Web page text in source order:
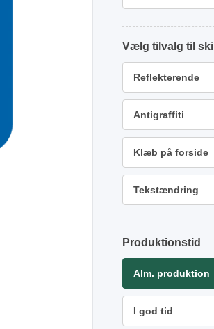
tilvalg
Reflekterende
Antigraffiti
Klæb på forside
Tekstændring
Produktionstid
Alm. produktion
I god tid